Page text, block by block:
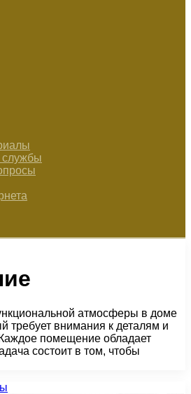
атмосферы в доме
требует внимания к деталям и
помещение обладает
состоит в том, чтобы